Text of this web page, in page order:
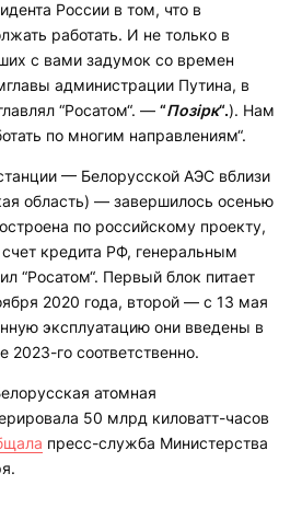
России в том, что в
работать. И не только в
с вами задумок со времен
администрации Путина, в
“Росатом“. — “Позірк“.). Нам
по многим направлениям“.
— Белорусской АЭС вблизи
область) — завершилось осенью
по российскому проекту,
кредита РФ, генеральным
“Росатом“. Первый блок питает
2020 года, второй — с 13 мая
эксплуатацию они введены в
2023-го соответственно.
атомная
50 млрд киловатт-часов
пресс-служба Министерства